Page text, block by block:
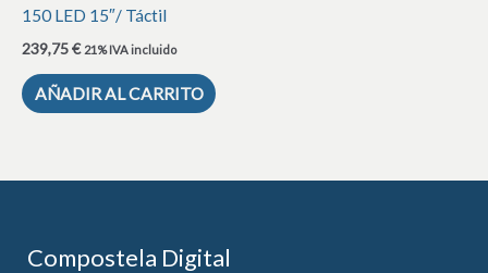
150 LED 15″/ Táctil
239,75€ 21% IVA incluido
AÑADIR AL CARRITO
Compostela Digital